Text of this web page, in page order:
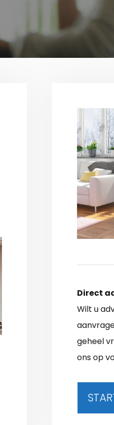
Direct
Wilt u
geheel
ons op